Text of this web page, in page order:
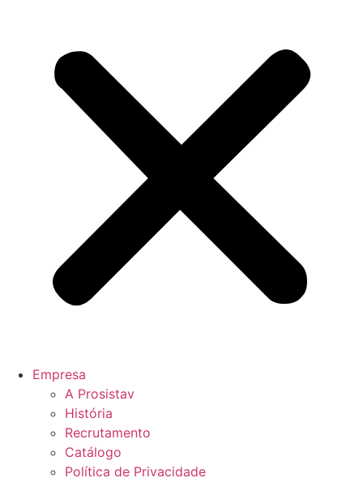
Empresa
A Prosistav
História
Recrutamento
Catálogo
Política de Privacidade